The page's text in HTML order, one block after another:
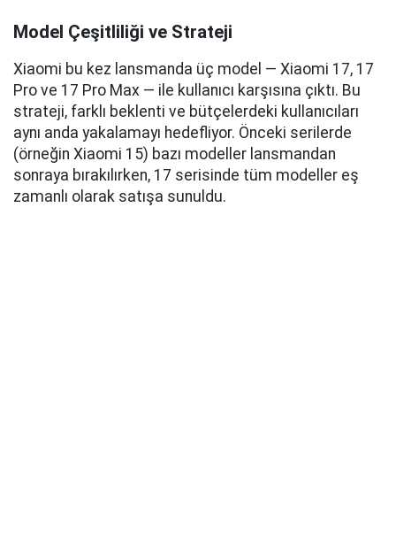
Model Çeşitliliği ve Strateji
Xiaomi bu kez lansmanda üç model — Xiaomi 17, 17
Pro ve 17 Pro Max — ile kullanıcı karşısına çıktı. Bu
strateji, farklı beklenti ve bütçelerdeki kullanıcıları
aynı anda yakalamayı hedefliyor. Önceki serilerde
(örneğin Xiaomi 15) bazı modeller lansmandan
sonraya bırakılırken, 17 serisinde tüm modeller eş
zamanlı olarak satışa sunuldu.